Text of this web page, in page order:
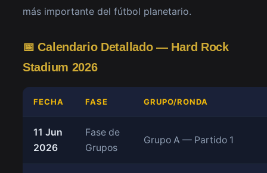
más importante del fútbol planetario.
📅 Calendario Detallado — Hard Rock
Stadium 2026
FECHA FASE GRUPO/RONDA
11 Jun
2026
Fase de
Grupos
Grupo A — Partido 1